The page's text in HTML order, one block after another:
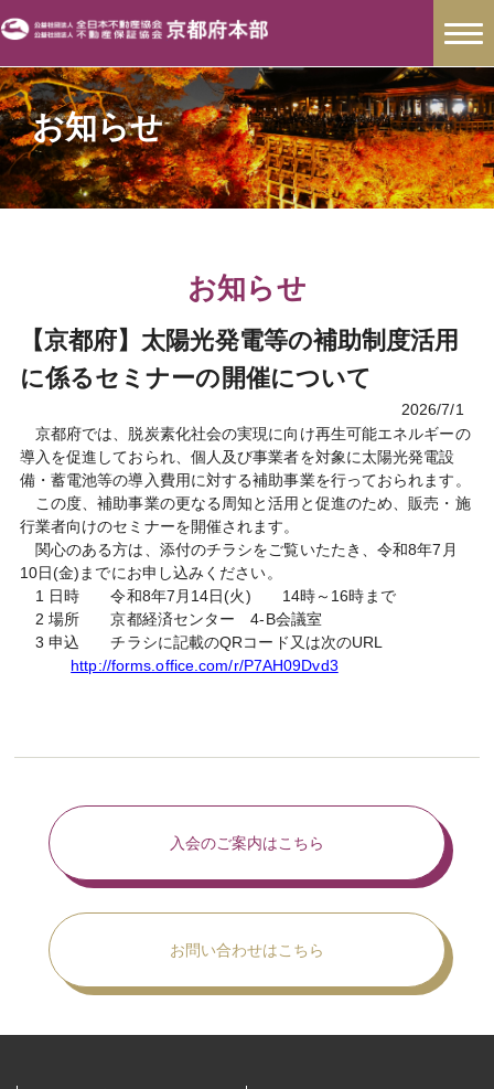
お知らせ
お知らせ
【京都府】太陽光発電等の補助制度活用
に係るセミナーの開催について
2026/7/1
京都府では、脱炭素化社会の実現に向け再生可能エネルギーの
導入を促進しておられ、個人及び事業者を対象に太陽光発電設
備・蓄電池等の導入費用に対する補助事業を行っておられます。
この度、補助事業の更なる周知と活用と促進のため、販売・施
行業者向けのセミナーを開催されます。
関心のある方は、添付のチラシをご覧いたたき、令和8年7月
10日(金)までにお申し込みください。
1 日時 令和8年7月14日(火) 14時～16時まで
2 場所 京都経済センター 4-B会議室
3 申込 チラシに記載のQRコード又は次のURL
http://forms.office.com/r/P7AH09Dvd3
入会のご案内はこちら
お問い合わせはこちら